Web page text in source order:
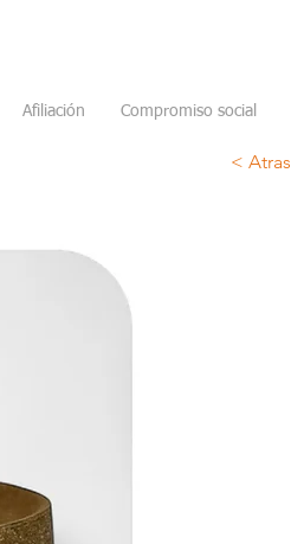
Afiliación Compromiso social
< Atras